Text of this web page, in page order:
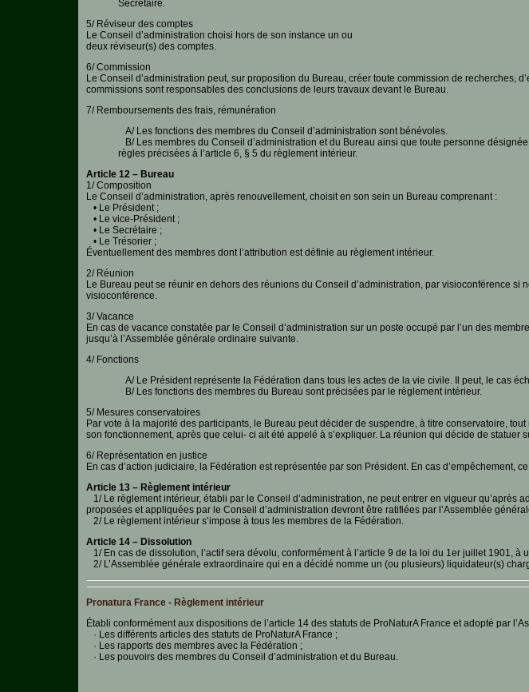
Secrétaire.
5/ Réviseur des comptes
Le Conseil d’administration choisi hors de son instance un ou
deux réviseur(s) des comptes.
6/ Commission
Le Conseil d’administration peut, sur proposition du Bureau, créer toute commission de recherches,
commissions sont responsables des conclusions de leurs travaux devant le Bureau.
7/ Remboursements des frais, rémunération
A/ Les fonctions des membres du Conseil d’administration sont bénévoles.
B/ Les membres du Conseil d’administration et du Bureau ainsi que toute personne
règles précisées à l’article 6, § 5 du règlement intérieur.
Article 12 – Bureau
1/ Composition
Le Conseil d’administration, après renouvellement, choisit en son sein un Bureau comprenant :
• Le Président ;
• Le vice-Président ;
• Le Secrétaire ;
• Le Trésorier ;
Éventuellement des membres dont l’attribution est définie au règlement intérieur.
2/ Réunion
Le Bureau peut se réunir en dehors des réunions du Conseil d’administration, par visioconférence
visioconférence.
3/ Vacance
En cas de vacance constatée par le Conseil d’administration sur un poste occupé par l’un des
jusqu’à l’Assemblée générale ordinaire suivante.
4/ Fonctions
A/ Le Président représente la Fédération dans tous les actes de la vie civile. Il peut, le cas
B/ Les fonctions des membres du Bureau sont précisées par le règlement intérieur.
5/ Mesures conservatoires
Par vote à la majorité des participants, le Bureau peut décider de suspendre, à titre conservatoire,
son fonctionnement, après que celui- ci ait été appelé à s’expliquer. La réunion qui décide de statuer
6/ Représentation en justice
En cas d’action judiciaire, la Fédération est représentée par son Président. En cas d’empêchement,
Article 13 – Règlement intérieur
1/ Le règlement intérieur, établi par le Conseil d’administration, ne peut entrer en vigueur
proposées et appliquées par le Conseil d’administration devront être ratifiées par l’Assemblée
2/ Le règlement intérieur s’impose à tous les membres de la Fédération.
Article 14 – Dissolution
1/ En cas de dissolution, l’actif sera dévolu, conformément à l’article 9 de la loi du 1er juillet 1901,
2/ L’Assemblée générale extraordinaire qui en a décidé nomme un (ou plusieurs) liquidateur(s)
Pronatura France - Règlement intérieur
Établi conformément aux dispositions de l’article 14 des statuts de ProNaturA France et adopté par
· Les différents articles des statuts de ProNaturA France ;
· Les rapports des membres avec la Fédération ;
· Les pouvoirs des membres du Conseil d’administration et du Bureau.